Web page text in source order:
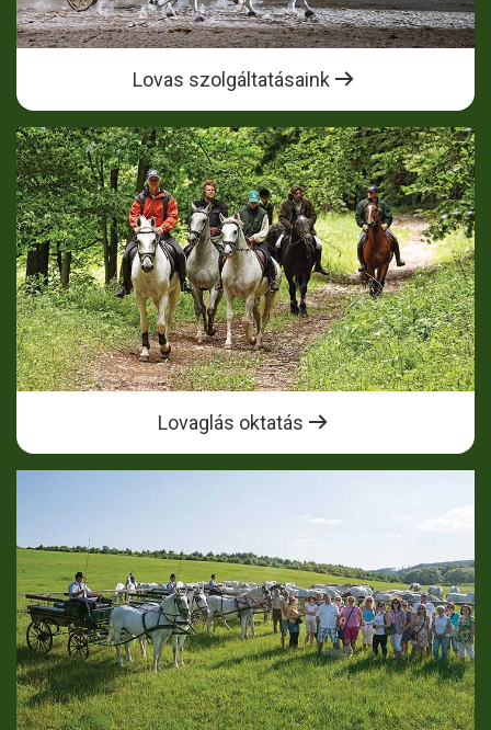
Lovas szolgáltatásaink
Lovaglás oktatás